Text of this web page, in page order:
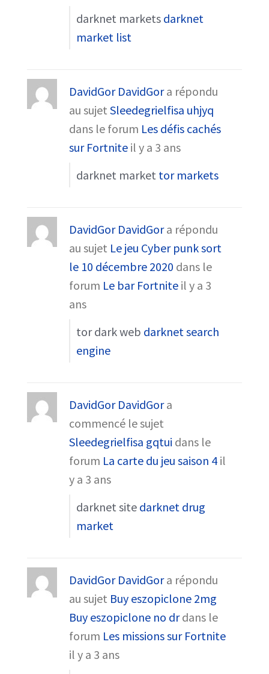
darknet markets darknet
market list
DavidGor DavidGora répondu
au sujetSleedegrielfisa uhjyq
dans le forum Les défis cachés
sur Fortnite il y a 3 ans
darknet market tor markets
DavidGor DavidGora répondu
au sujet Le jeu Cyber punk sort
le 10 décembre 2020 dans le
forum Le bar Fortnite il y a 3
ans
tor dark web darknet search
engine
DavidGor DavidGora
commencé le sujet
Sleedegrielfisa gqtui dans le
forum La carte du jeu saison 4 il
y a 3 ans
darknet site darknet drug
market
DavidGor DavidGora répondu
au sujet Buy eszopiclone 2mg
Buy eszopiclone no drdans le
forum Les missions sur Fortnite
il y a 3 ans